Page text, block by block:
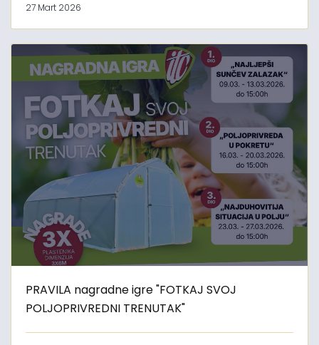
27 Mart 2026
PRAVILA nagradne igre "FOTKAJ SVOJ
POLJOPRIVREDNI TRENUTAK"